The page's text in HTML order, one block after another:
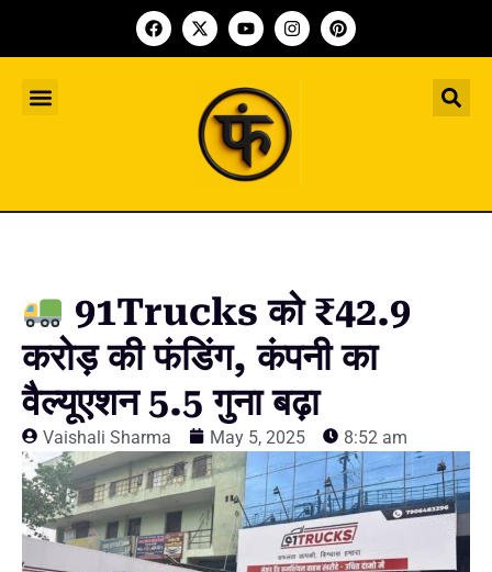
91Trucks को ₹42.9
करोड़ की फंडिंग, कंपनी का
वैल्यूएशन 5.5 गुना बढ़ा
Vaishali Sharma May 5, 2025 8:52 am